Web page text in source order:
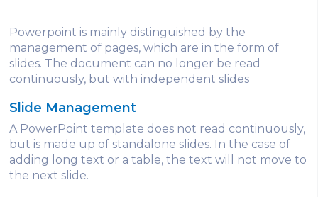
Powerpoint is mainly distinguished by the
management of pages, which are in the form of
slides. The document can no longer be read
continuously, but with independent slides
Slide Management
A PowerPoint template does not read continuously,
but is made up of standalone slides. In the case of
adding long text or a table, the text will not move to
the next slide.